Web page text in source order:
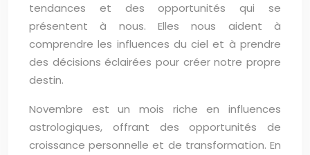
tendances et des opportunités qui se
présentent à nous. Elles nous aident à
comprendre les influences du ciel et à prendre
des décisions éclairées pour créer notre propre
destin.
Novembre est un mois riche en influences
astrologiques, offrant des opportunités de
croissance personnelle et de transformation. En